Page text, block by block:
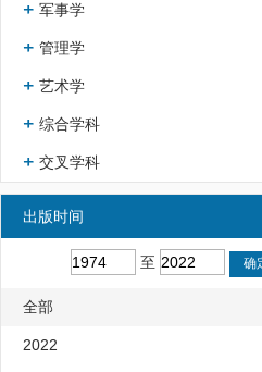
军事学
管理学
艺术学
综合学科
交叉学科
出版时间
至
全部
2022